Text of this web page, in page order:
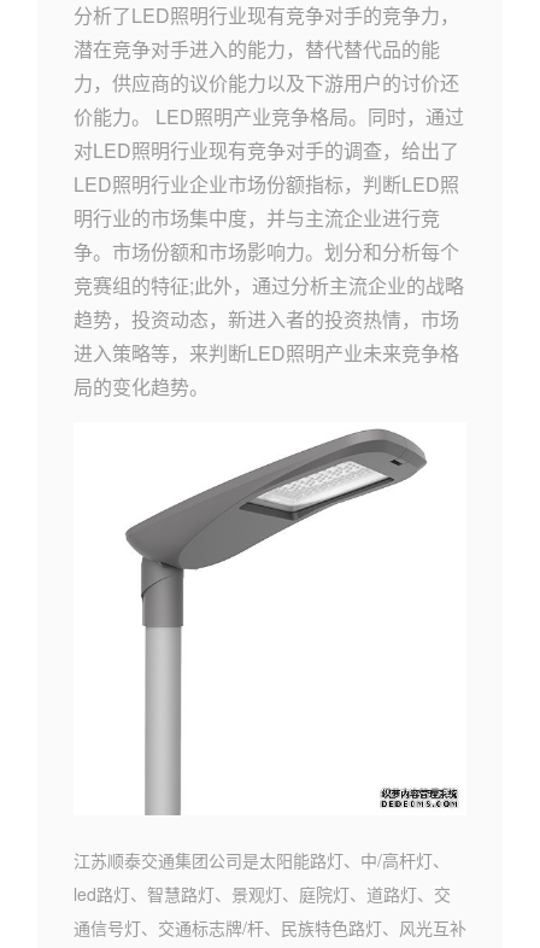
分析了LED照明行业现有竞争对手的竞争力，
潜在竞争对手进入的能力，替代替代品的能
力，供应商的议价能力以及下游用户的讨价还
价能力。 LED照明产业竞争格局。同时，通过
对LED照明行业现有竞争对手的调查，给出了
LED照明行业企业市场份额指标，判断LED照
明行业的市场集中度，并与主流企业进行竞
争。市场份额和市场影响力。划分和分析每个
竞赛组的特征;此外，通过分析主流企业的战略
趋势，投资动态，新进入者的投资热情，市场
进入策略等，来判断LED照明产业未来竞争格
局的变化趋势。
江苏顺泰交通集团公司是太阳能路灯、中/高杆灯、
led路灯、智慧路灯、景观灯、庭院灯、道路灯、交
通信号灯、交通标志牌/杆、民族特色路灯、风光互补